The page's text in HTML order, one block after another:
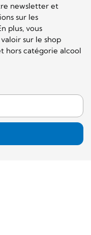
newsletter et
sur les
plus, vous
sur le shop
hors catégorie alcool